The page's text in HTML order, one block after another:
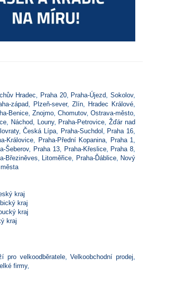
Hradec Praha 20, Praha-Újezd ,Sokolov,
západ Plzeň-sever, Zlín Hradec Králové
Benice Znojmo Chomutov, Ostrava-město
, Náchod Louny, Praha-Petrovice ,Žďár nad
,Česká Lípa Praha-Suchdol Praha 16
Královice Praha-Přední Kopanina Praha 1
Šeberov, Praha 13, Praha-Křeslice, Praha 8
Březiněves Litoměřice Praha-Ďáblice,
Nový
kraj
kraj
kraj
kraj
pro velkoodběratele,Velkoobchodní prodej
firmy,